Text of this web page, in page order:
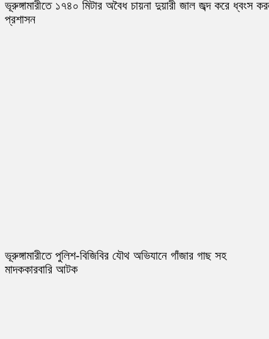
ভূরুঙ্গামারীতে ১৭৪০ মিটার অবৈধ চায়না দুয়ারী জাল জব্দ করে ধ্বংস
প্রশাসন
ভূরুঙ্গামারীতে পুলিশ-বিজিবির যৌথ অভিযানে গাঁজার গাছ সহ
মাদককারবারি আটক